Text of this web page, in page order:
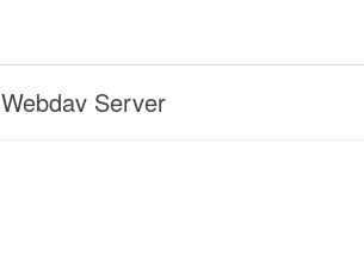
Webdav Server